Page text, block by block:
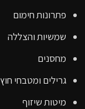
פתרונות חימום
שמשיות והצללה
מחסנים
גרילים ומטבחי חוץ
מיטות שיזוף